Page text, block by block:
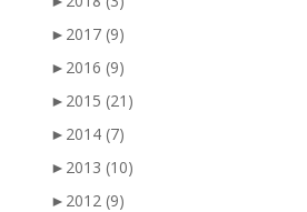
► 2017 (9)
► 2016 (9)
► 2015 (21)
► 2014 (7)
► 2013 (10)
► 2012 (9)